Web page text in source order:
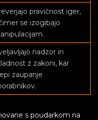
pravičnost iger,
se izogibajo
nadzor in
z zakoni, kar
zaupanje
s poudarkom na